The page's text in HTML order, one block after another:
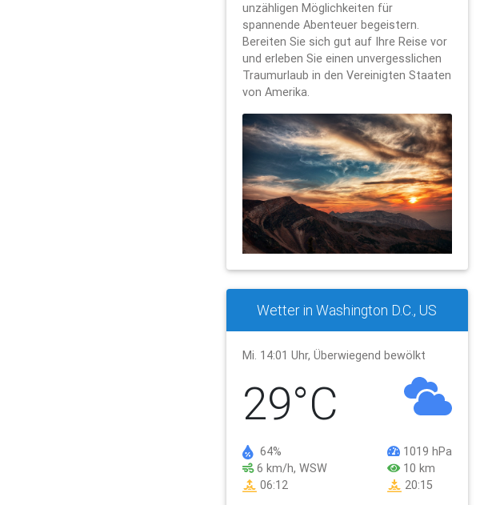
unzähligen Möglichkeiten für
spannende Abenteuer begeistern.
Bereiten Sie sich gut auf Ihre Reise vor
und erleben Sie einen unvergesslichen
Traumurlaub in den Vereinigten Staaten
von Amerika.
Wetter in Washington D.C., US
Mi. 14:01 Uhr, Überwiegend bewölkt
29°C
64%
6 km/h, WSW
06:12
1019 hPa
10 km
20:15